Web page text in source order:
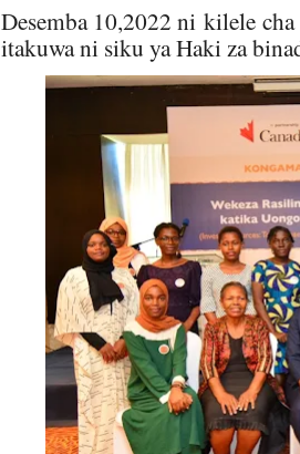
Desemba 10,2022 ni kilele
itakuwa ni siku ya Haki za